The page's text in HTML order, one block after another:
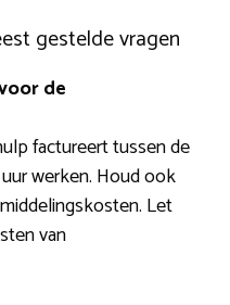
gestelde vragen
de
factureert tussen de
werken. Houd ook
Let
van